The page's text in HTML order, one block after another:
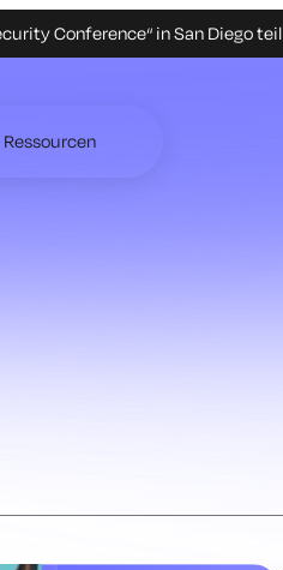
Conference“ in San Diego teil
Ressourcen